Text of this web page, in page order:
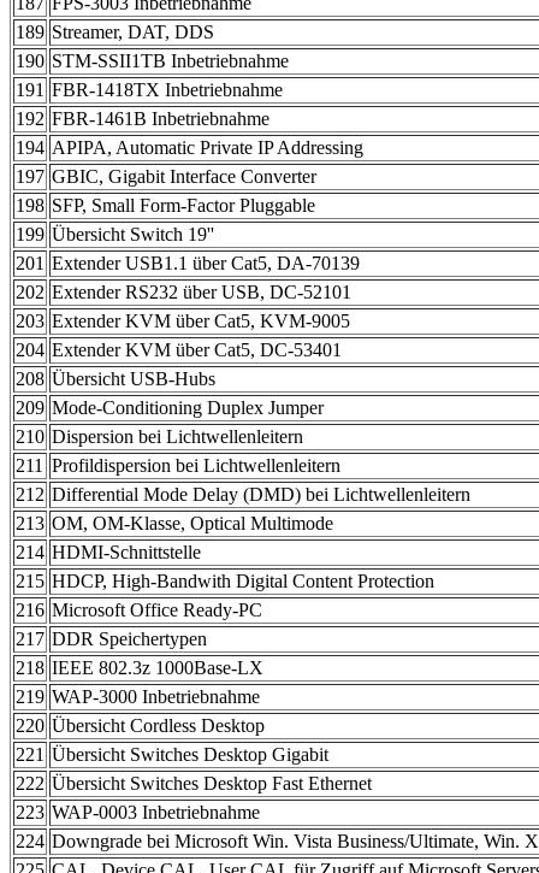
189 Streamer, DAT, DDS
190 STM-SSII1TB Inbetriebnahme
191 FBR-1418TX Inbetriebnahme
192 FBR-1461B Inbetriebnahme
194 APIPA, Automatic Private IP Addressing
197 GBIC, Gigabit Interface Converter
198 SFP, Small Form-Factor Pluggable
199 Übersicht Switch 19''
201 Extender USB1.1 über Cat5, DA-70139
202 Extender RS232 über USB, DC-52101
203 Extender KVM über Cat5, KVM-9005
204 Extender KVM über Cat5, DC-53401
208 Übersicht USB-Hubs
209 Mode-Conditioning Duplex Jumper
210 Dispersion bei Lichtwellenleitern
211 Profildispersion bei Lichtwellenleitern
212 Differential Mode Delay (DMD) bei Lichtwellenleitern
213 OM, OM-Klasse, Optical Multimode
214 HDMI-Schnittstelle
215 HDCP, High-Bandwith Digital Content Protection
216 Microsoft Office Ready-PC
217 DDR Speichertypen
218 IEEE 802.3z 1000Base-LX
219 WAP-3000 Inbetriebnahme
220 Übersicht Cordless Desktop
221 Übersicht Switches Desktop Gigabit
222 Übersicht Switches Desktop Fast Ethernet
223 WAP-0003 Inbetriebnahme
224 Downgrade bei Microsoft Win. Vista Business/Ultimate, Win.